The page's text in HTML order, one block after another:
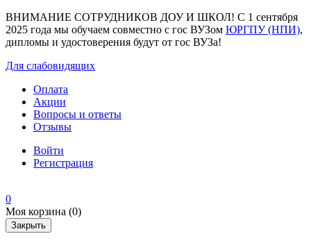
ВНИМАНИЕ СОТРУДНИКОВ ДОУ И ШКОЛ! С 1 сентября
2025 года мы обучаем совместно с гос ВУЗом ЮРГПУ (НПИ),
дипломы и удостоверения будут от гос ВУЗа!
Для слабовидящих
Оплата
Акции
Вопросы и ответы
Отзывы
Войти
Регистрация
0
Моя корзина (0)
Закрыть